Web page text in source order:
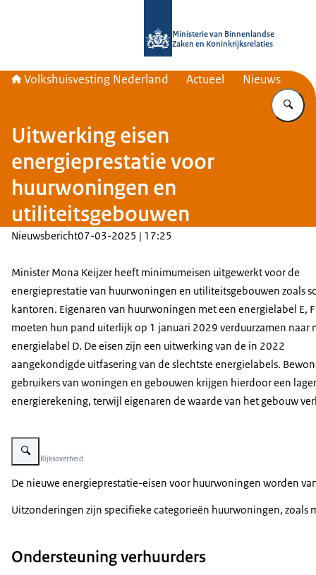
Ministerie van Binnenlandse
Zaken en Koninkrijksrelaties
Volkshuisvesting Nederland Actueel Nieuws
Uitwerking eisen
energieprestatie voor
huurwoningen en
utiliteitsgebouwen
Nieuwsbericht07-03-2025 | 17:25
Minister Mona Keijzer heeft minimumeisen uitgewerkt voor de
energieprestatie van huurwoningen en utiliteitsgebouwen zoals
kantoren. Eigenaren van huurwoningen met een energielabel E, F
moeten hun pand uiterlijk op 1 januari 2029 verduurzamen naar
energielabel D. De eisen zijn een uitwerking van de in 2022
aangekondigde uitfasering van de slechtste energielabels.
gebruikers van woningen en gebouwen krijgen hierdoor een
energierekening, terwijl eigenaren de waarde van het gebouw
Vergroot afbeelding Renovatie aan een woning om het te verduurzamen
Beeld: © Rijksoverheid
De nieuwe energieprestatie-eisen voor huurwoningen worden
Uitzonderingen zijn specifieke categorieën huurwoningen, zoals
Ondersteuning verhuurders